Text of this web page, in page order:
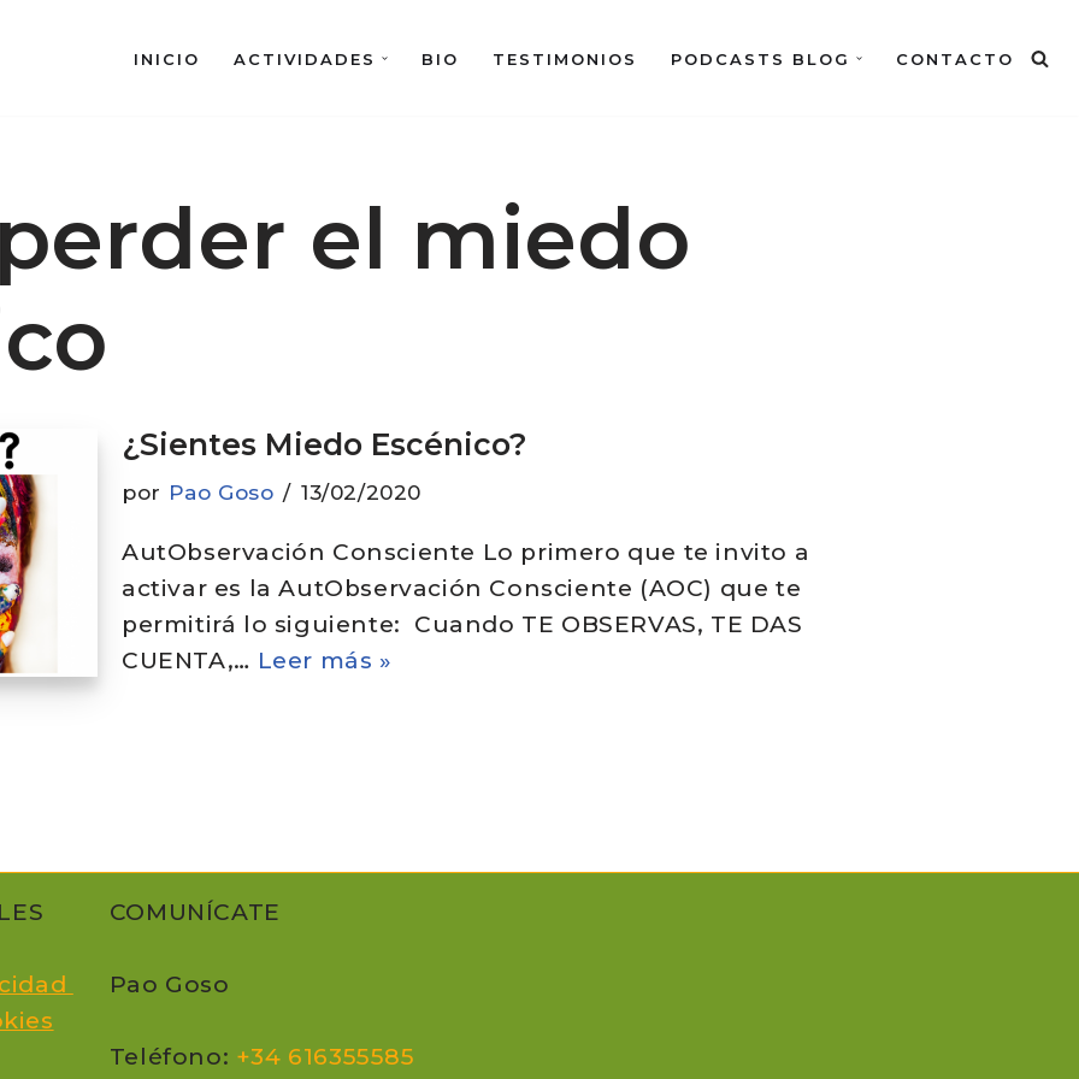
INICIO ACTIVIDADES BIO TESTIMONIOS PODCASTS BLOG CONTACTO
el miedo
¿Sientes Miedo Escénico?
por Pao Goso 13/02/2020
AutObservación Consciente Lo primero que te invito a
activar es la AutObservación Consciente (AOC) que te
permitirá lo siguiente: Cuando TE OBSERVAS, TE DAS
CUENTA,… Leer más »
s
COMUNÍCATE
Pao Goso
Teléfono: +34 616355585